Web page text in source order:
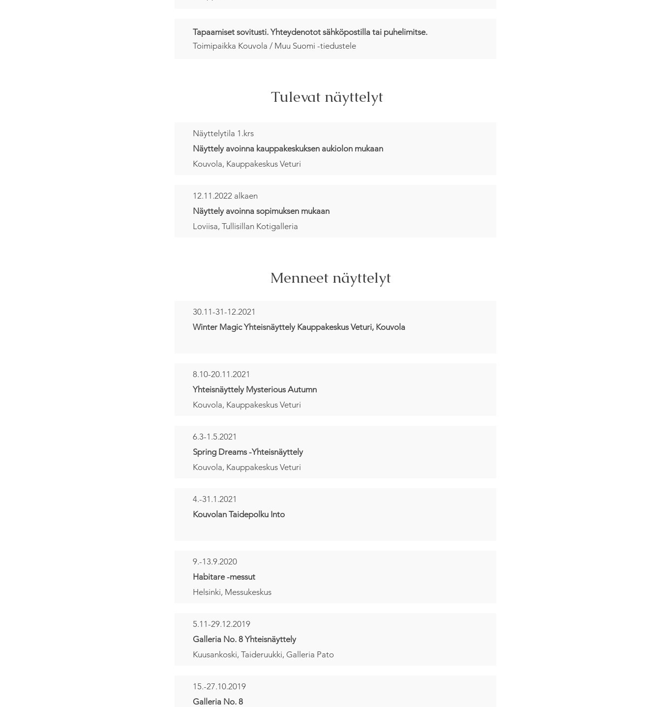
Tapaamiset sovitusti. Yhteydenotot sähköpostilla tai puhelimitse.
Toimipaikka Kouvola / Muu Suomi -tiedustele
Tulevat näyttelyt
Näyttelytila 1.krs
Näyttely avoinna kauppakeskuksen aukiolon mukaan
Kouvola, Kauppakeskus Veturi
12.11.2022 alkaen
Näyttely avoinna sopimuksen mukaan
Loviisa, Tullisillan Kotigalleria
Menneet näyttelyt
30.11-31-12.2021
Winter Magic Yhteisnäyttely Kauppakeskus Veturi, Kouvola
8.10-20.11.2021
Yhteisnäyttely Mysterious Autumn
Kouvola, Kauppakeskus Veturi
6.3-1.5.2021
Spring Dreams -Yhteisnäyttely
Kouvola, Kauppakeskus Veturi
4.-31.1.2021
Kouvolan Taidepolku Into
9.-13.9.2020
Habitare -messut
Helsinki, Messukeskus
5.11-29.12.2019
Galleria No. 8 Yhteisnäyttely
Kuusankoski, Taideruukki, Galleria Pato
15.-27.10.2019
Galleria No. 8